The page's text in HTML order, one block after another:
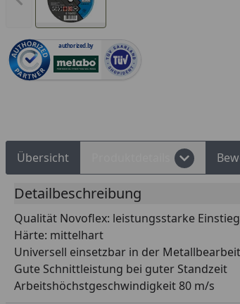
authorized.by
Übersicht
Detailbeschreibung
Qualität Novoflex: leistungsstarke
Härte: mittelhart
Universell einsetzbar in der
Gute Schnittleistung bei guter Standzeit
Arbeitshöchstgeschwindigkeit 80 m/s